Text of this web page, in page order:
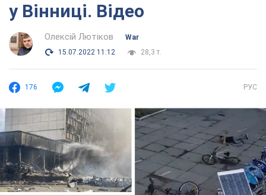
у Вінниці. Відео
Олексій Лютіков
War
15.07.2022 11:12
28,3 т.
176 РУС